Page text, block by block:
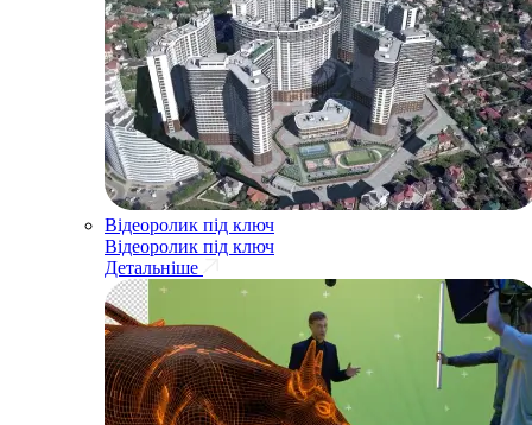
Відеоролик під ключ
Відеоролик під ключ
Детальніше